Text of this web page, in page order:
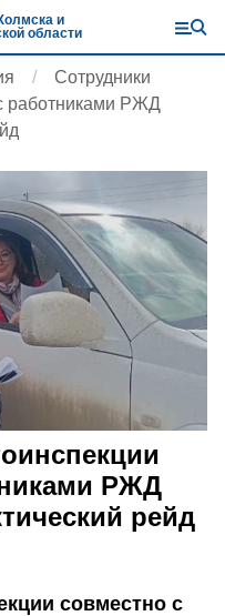
и
области
Сотрудники
работниками РЖД
РЖД
рейд
совместно с